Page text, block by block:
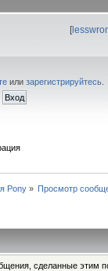
[
или зарегистрируйтесь
Pony» Просмотр
сделанные этим